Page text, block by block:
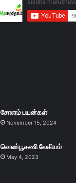
சோளம் பயன்கள்
November 15, 2024
வெண்பூசணி லேகியம்
May 4, 2023